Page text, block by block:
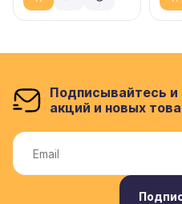
Подписывайтесь и
акций и новых